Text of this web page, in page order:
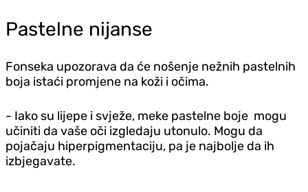
Pastelne nijanse
Fonseka upozorava da će nošenje nežnih pastelnih
boja istaći promjene na koži i očima.
- Iako su lijepe i svježe, meke pastelne boje mogu
učiniti da vaše oči izgledaju utonulo. Mogu da
pojačaju hiperpigmentaciju, pa je najbolje da ih
izbjegavate.